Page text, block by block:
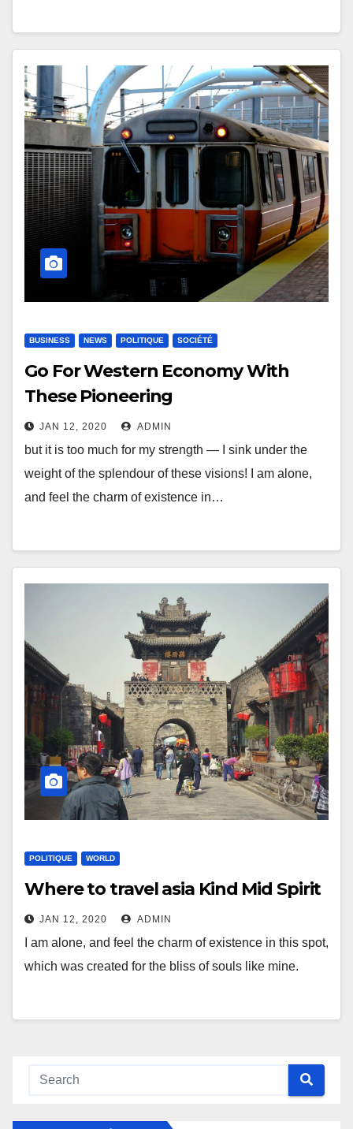
BUSINESS NEWS POLITIQUE SOCIÉTÉ
Go For Western Economy With
These Pioneering
JAN 12, 2020 ADMIN
but it is too much for my strength — I sink under the
weight of the splendour of these visions! I am alone,
and feel the charm of existence in…
POLITIQUE WORLD
Where to travel asia Kind Mid Spirit
JAN 12, 2020 ADMIN
I am alone, and feel the charm of existence in this spot,
which was created for the bliss of souls like mine.